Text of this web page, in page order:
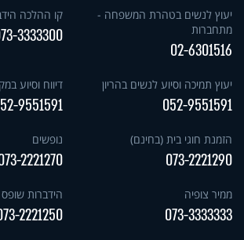
יעוץ לנשים בטהרת המשפחה -
מתחברות
02-6301516
קו ההלכה
3333300
יעוץ תמיכה וסיוע לנשים בהריון
052-9551591
דיווח וסיוע
9551591
הזמנת חוגי בית (בחינם)
073-2221290
נופשים
2221270
ממיר צופיה
073-3333333
הידברות שופס
2221250